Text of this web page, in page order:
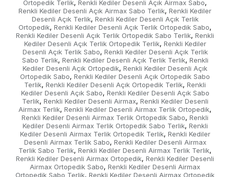
Ortopedik Terlik, Renkli Kediler Desenli Açık Airmax Sabo,
Renkli Kediler Desenli Açık Airmax Sabo Terlik, Renkli Kediler
Desenli Açık Terlik, Renkli Kediler Desenli Açık Terlik
Ortopedik, Renkli Kediler Desenli Açık Terlik Ortopedik Sabo,
Renkli Kediler Desenli Açık Terlik Ortopedik Sabo Terlik, Renkli
Kediler Desenli Açık Terlik Ortopedik Terlik, Renkli Kediler
Desenli Açık Terlik Sabo, Renkli Kediler Desenli Açık Terlik
Sabo Terlik, Renkli Kediler Desenli Açık Terlik Terlik, Renkli
Kediler Desenli Açık Ortopedik, Renkli Kediler Desenli Açık
Ortopedik Sabo, Renkli Kediler Desenli Açık Ortopedik Sabo
Terlik, Renkli Kediler Desenli Açık Ortopedik Terlik, Renkli
Kediler Desenli Açık Sabo, Renkli Kediler Desenli Açık Sabo
Terlik, Renkli Kediler Desenli Airmax, Renkli Kediler Desenli
Airmax Terlik, Renkli Kediler Desenli Airmax Terlik Ortopedik,
Renkli Kediler Desenli Airmax Terlik Ortopedik Sabo, Renkli
Kediler Desenli Airmax Terlik Ortopedik Sabo Terlik, Renkli
Kediler Desenli Airmax Terlik Ortopedik Terlik, Renkli Kediler
Desenli Airmax Terlik Sabo, Renkli Kediler Desenli Airmax
Terlik Sabo Terlik, Renkli Kediler Desenli Airmax Terlik Terlik,
Renkli Kediler Desenli Airmax Ortopedik, Renkli Kediler Desenli
Airmax Ortopedik Sabo, Renkli Kediler Desenli Airmax
Ortopedik Sabo Terlik, Renkli Kediler Desenli Airmax Ortopedik